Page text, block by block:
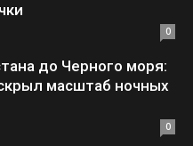
0
до Черного моря:
масштаб ночных
0